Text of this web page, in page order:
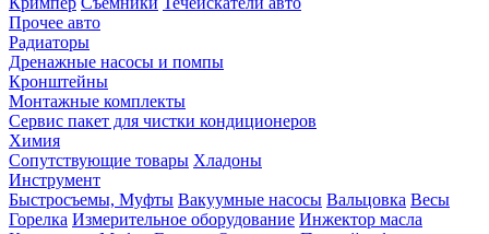
Прочее авто
Радиаторы
Дренажные насосы и помпы
Кронштейны
Монтажные комплекты
Сервис пакет для чистки кондиционеров
Химия
Сопутствующие товары Хладоны
Инструмент
Быстросъемы, Муфты Вакуумные насосы Вальцовка Весы
Горелка Измерительное оборудование Инжектор масла